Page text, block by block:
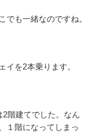
でも一緒なのですね。
イを2本乗ります。
階建てでした。なん
１階になってしまっ